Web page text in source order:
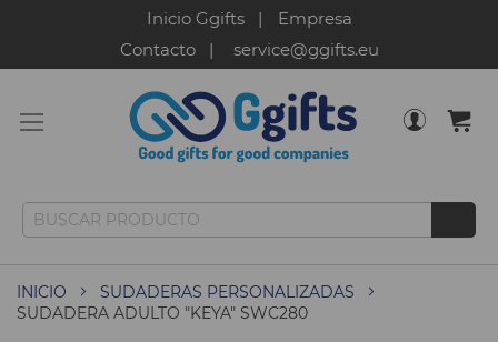
Inicio Ggifts
Empresa
Contacto
service@ggifts.eu
INICIO
SUDADERAS PERSONALIZADAS
SUDADERA ADULTO "KEYA" SWC280